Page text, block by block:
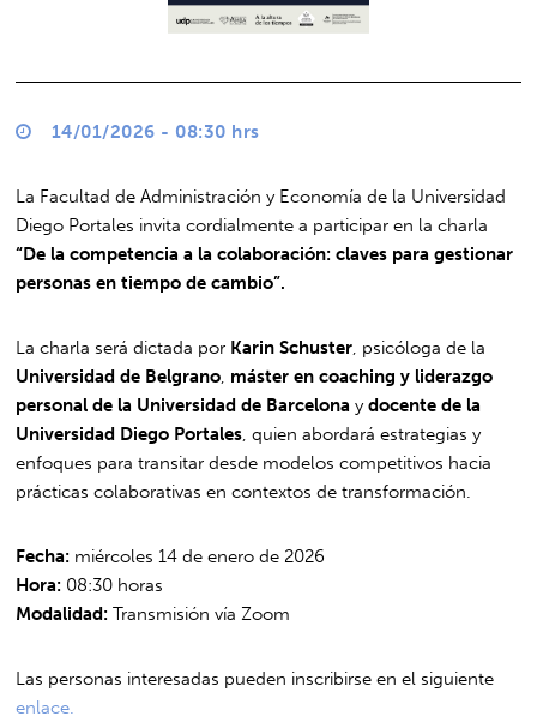
14/01/2026 - 08:30 hrs
La Facultad de Administración y Economía de la Universidad
Diego Portales invita cordialmente a participar en la charla
“De la competencia a la colaboración: claves para gestionar
personas en tiempo de cambio”.
La charla será dictada por Karin Schuster , psicóloga de la
Universidad de Belgrano máster en coaching y liderazgo
personal de la Universidad de Barcelona ydocente de la
Universidad Diego Portales , quien abordará estrategias y
enfoques para transitar desde modelos competitivos hacia
prácticas colaborativas en contextos de transformación.
Fecha: miércoles 14 de enero de 2026
Hora: 08:30 horas
Modalidad: Transmisión vía Zoom
Las personas interesadas pueden inscribirse en el siguiente
enlace.